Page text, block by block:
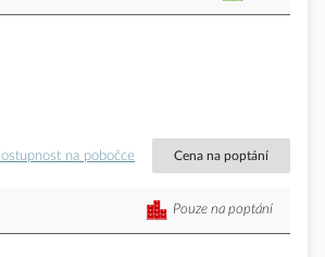
na pobočce Cena na poptání
Pouze na poptání